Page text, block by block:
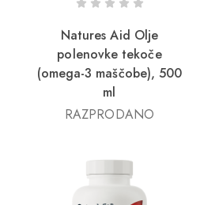
Natures Aid Olje
polenovke tekoče
(omega-3 maščobe), 500
ml
RAZPRODANO